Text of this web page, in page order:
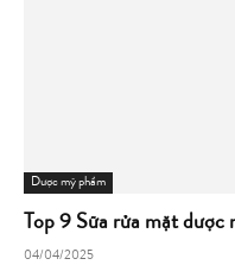
Dược mỹ phẩm
Top 9 Sữa rửa mặt dược
04/04/2025